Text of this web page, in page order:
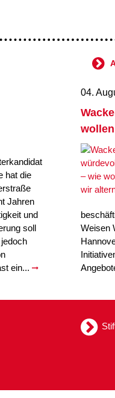
hat die
Jahren
und
soll
ein...
04.
Weisen